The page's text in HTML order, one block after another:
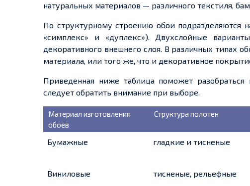
натуральных материалов — различного текстиля,
По структурному строению обои подразделяются
«симплекс» и «дуплекс»). Двухслойные
декоративного внешнего слоя. В различных типах
материала, или того же, что и декоративное
Приведенная ниже таблица поможет
следует обратить внимание при выборе.
Материал изготовления
обоев
Структура полотен
Бумажные гладкие и тисненые
Виниловые тисненые, рельефные